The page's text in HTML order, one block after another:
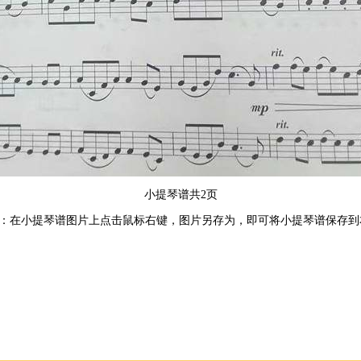
小提琴谱共2页
在小提琴谱图片上点击鼠标右键，图片另存为，即可将小提琴谱保存